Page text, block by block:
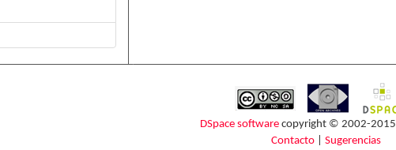
DSpace software copyright © 2002-2015
Contacto| Sugerencias